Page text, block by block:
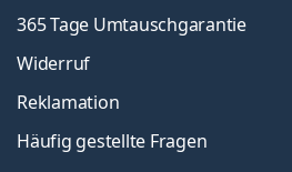
365 Tage Umtauschgarantie
Widerruf
Reklamation
Häufig gestellte Fragen